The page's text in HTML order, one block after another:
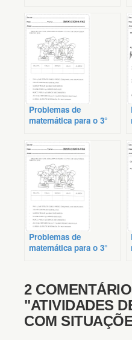
Problemas de
matemática para o 3°
Problemas de
matemática para o 3°
2
"ATIVIDADES
COM